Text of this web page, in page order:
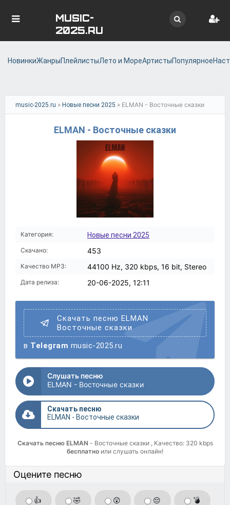
MUSIC-
2025.RU
НовинкиЖанрыПлейлистыЛето и МореАртистыПопулярное
music-2025.ru » Новые песни 2025 » ELMAN - Восточные сказки
ELMAN - Восточные сказки
Категория: Новые песни 2025
Скачано: 453
Качество MP3: 44100 Hz, 320 kbps, 16 bit, Stereo
Дата релиза: 20-06-2025, 12:11
Скачать песню ELMAN
Восточные сказки
в Telegram music-2025.ru
Слушать песню
ELMAN - Восточные сказки
Скачать песню
ELMAN - Восточные сказки
Скачать песню ELMAN - Восточные сказки , Качество: 320 kbps
бесплатно или слушать онлайн!
Оцените песню
👍 🤣 😲 😔 💣